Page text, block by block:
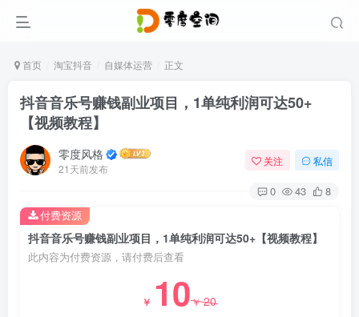
首页 淘宝抖音 自媒体运营 正文
抖音音乐号赚钱副业项目，1单纯利润可达50+
【视频教程】
零度风格
21天前发布
关注 私信
0 43 8
抖音音乐号赚钱副业项目，1单纯利润可达50+【视频教程】
此内容为付费资源，请付费后查看
￥ 10￥20
付费资源